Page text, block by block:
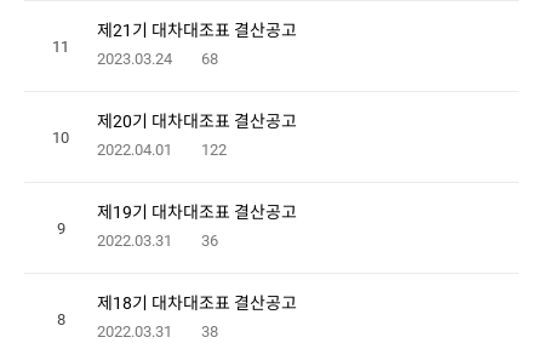
11
제21기 대차대조표 결산공고
2023.03.24 68
10
제20기 대차대조표 결산공고
2022.04.01 122
9
제19기 대차대조표 결산공고
2022.03.31 36
8
제18기 대차대조표 결산공고
2022.03.31 38